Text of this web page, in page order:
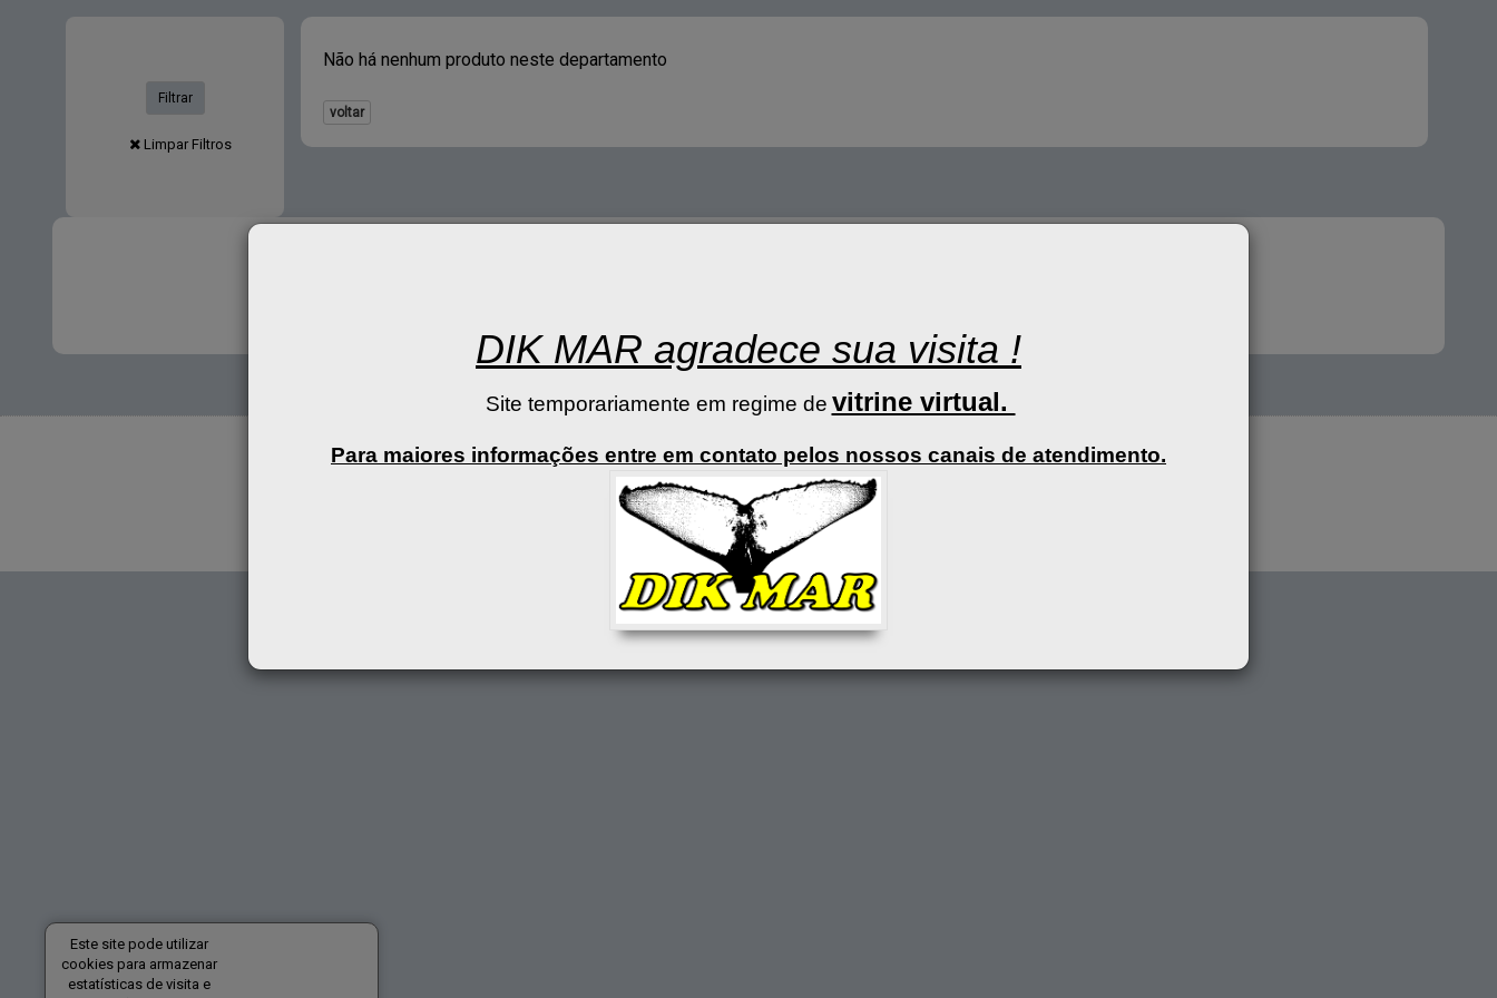
Filtrar
Limpar Filtros
Não há nenhum produto neste departamento
voltar
DIK MAR agradece sua visita !
Site temporariamente em regime de vitrine virtual.
Para maiores informações entre em contato pelos nossos canais de atendimento.
Este site pode utilizar
cookies para armazenar
estatísticas de visita e